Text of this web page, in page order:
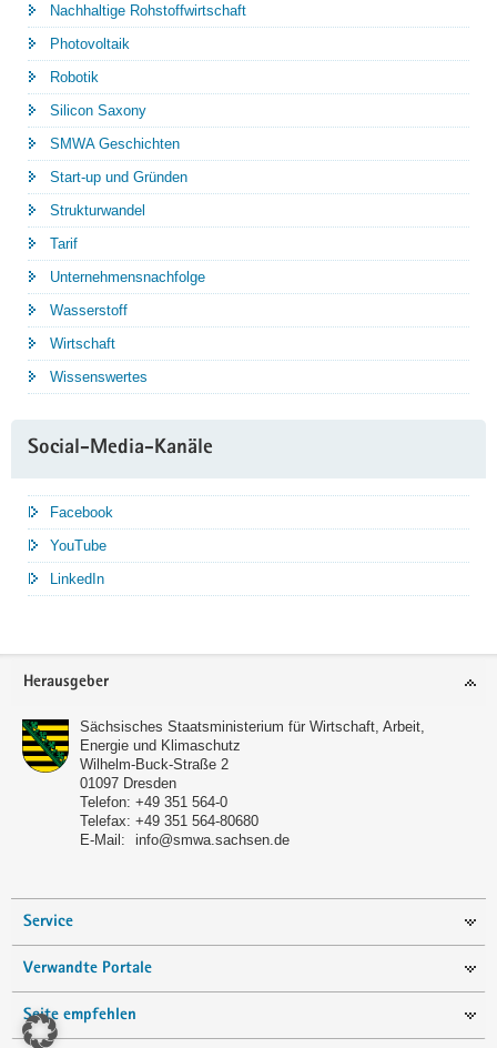
Nachhaltige Rohstoffwirtschaft
Photovoltaik
Robotik
Silicon Saxony
SMWA Geschichten
Start-up und Gründen
Strukturwandel
Tarif
Unternehmensnachfolge
Wasserstoff
Wirtschaft
Wissenswertes
Social-Media-Kanäle
Facebook
YouTube
LinkedIn
Service
Herausgeber
Sächsisches Staatsministerium für Wirtschaft, Arbeit,
Energie und Klimaschutz
Wilhelm-Buck-Straße 2
01097 Dresden
Telefon: +49 351 564-0
Telefax: +49 351 564-80680
E-Mail:
info@smwa.sachsen.de
Service
Verwandte Portale
Seite empfehlen